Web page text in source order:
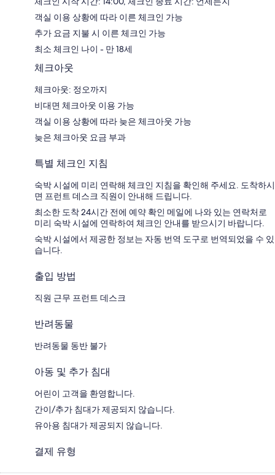
객실 이용 상황에 따라 이른 체크인 가능
추가 요금 지불 시 이른 체크인 가능
최소 체크인 나이 - 만 18세
체크아웃
체크아웃: 정오까지
비대면 체크아웃 이용 가능
객실 이용 상황에 따라 늦은 체크아웃 가능
늦은 체크아웃 요금 부과
특별 체크인 지침
숙박 시설에 미리 연락해 체크인 지침을 확인해 주세요. 도착하시
면 프런트 데스크 직원이 안내해 드립니다.
최소한 도착 24시간 전에 예약 확인 메일에 나와 있는 연락처로
미리 숙박 시설에 연락하여 체크인 안내를 받으시기 바랍니다.
숙박 시설에서 제공한 정보는 자동 번역 도구로 번역되었을 수 있
습니다.
출입 방법
직원 근무 프런트 데스크
반려동물
반려동물 동반 불가
아동 및 추가 침대
어린이 고객을 환영합니다.
간이/추가 침대가 제공되지 않습니다.
유아용 침대가 제공되지 않습니다.
결제 유형